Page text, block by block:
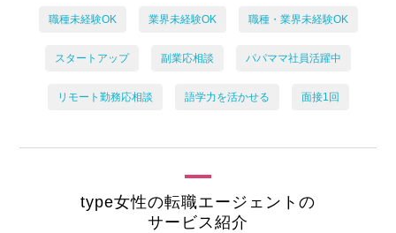
職種未経験OK 業界未経験OK 職種・業界未経験OK
スタートアップ 副業応相談 パパママ社員活躍中
リモート勤務応相談 語学力を活かせる 面接1回
type女性の転職エージェントの
サービス紹介